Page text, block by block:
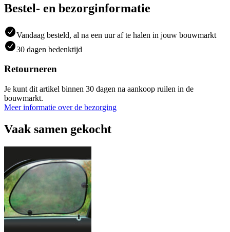
Bestel- en bezorginformatie
Vandaag besteld, al na een uur af te halen in jouw bouwmarkt
30 dagen bedenktijd
Retourneren
Je kunt dit artikel binnen 30 dagen na aankoop ruilen in de
bouwmarkt.
Meer informatie over de bezorging
Vaak samen gekocht